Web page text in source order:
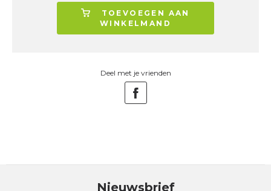
TOEVOEGEN AAN
WINKELMAND
Deel met je vrienden
Nieuwsbrief